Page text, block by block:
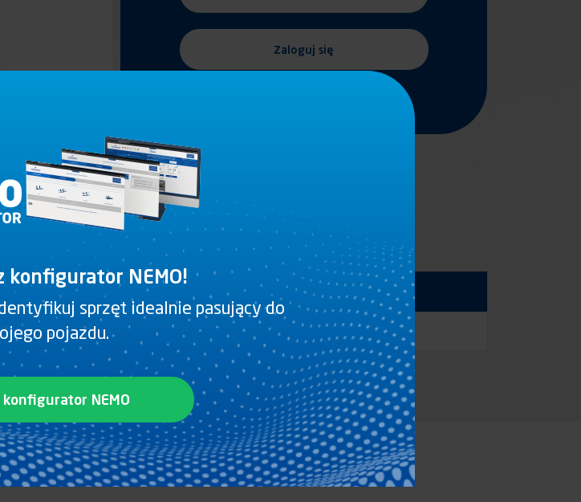
Zaloguj się
Plany
PDF
konfigurator NEMO!
sprzęt idealnie pasujący do
pojazdu.
NEMO